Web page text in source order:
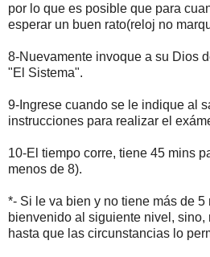
por lo que es posible que para
esperar un buen rato(reloj no
8-Nuevamente invoque a su Dios
"El Sistema".
9-Ingrese cuando se le indique al
instrucciones para realizar el
10-El tiempo corre, tiene 45 mins
menos de 8).
*- Si le va bien y no tiene más de 5
bienvenido al siguiente nivel, sino,
hasta que las circunstancias lo